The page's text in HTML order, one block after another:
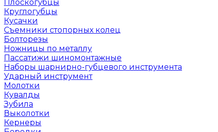
Плоскогубцы
Круглогубцы
Кусачки
Съемники стопорных колец
Болторезы
Ножницы по металлу
Пассатижи шиномонтажные
Наборы шарнирно-губцевого инструмента
Ударный инструмент
Молотки
Кувалды
Зубила
Выколотки
Кернеры